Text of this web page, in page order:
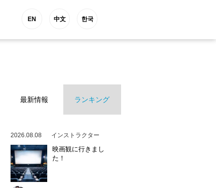
EN 中文 한국
最新情報 ランキング
2026.08.08 インストラクター
映画観に行きまし
た！